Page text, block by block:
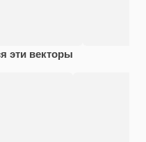
эти векторы